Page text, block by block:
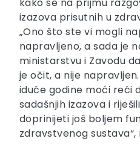
kako se na prijmu
izazova prisutnih u
„Ono što ste vi mogli
napravljeno, a sada je
ministarstvu i Zavodu
je očit, a nije
iduće godine moći reći
sadašnjih izazova i
doprinijeti još boljem
zdravstvenog